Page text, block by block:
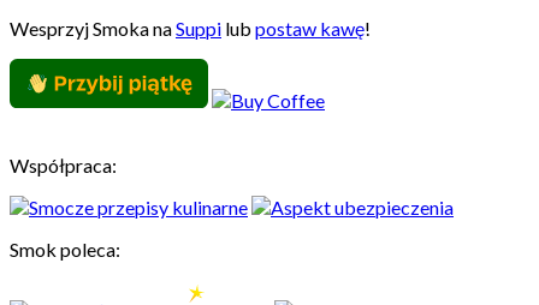
Wesprzyj Smoka naSuppi lub postaw kawę!
Współpraca:
Smok poleca: